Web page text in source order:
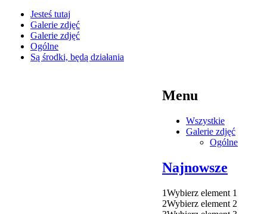
Jesteś tutaj
Galerie zdjęć
Galerie zdjęć
Ogólne
Są środki, będą działania
Menu
Wszystkie
Galerie zdjęć
Ogólne
Najnowsze
1Wybierz element 1
2Wybierz element 2